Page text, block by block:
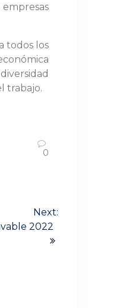
todos los
trabajo.
0
Next:
2022